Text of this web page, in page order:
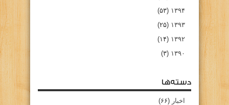
۱۳۹۴ (۵۳)
۱۳۹۳ (۲۵)
۱۳۹۲ (۱۴)
۱۳۹۰ (۳)
دسته‌ها
اخبار (۶۶)